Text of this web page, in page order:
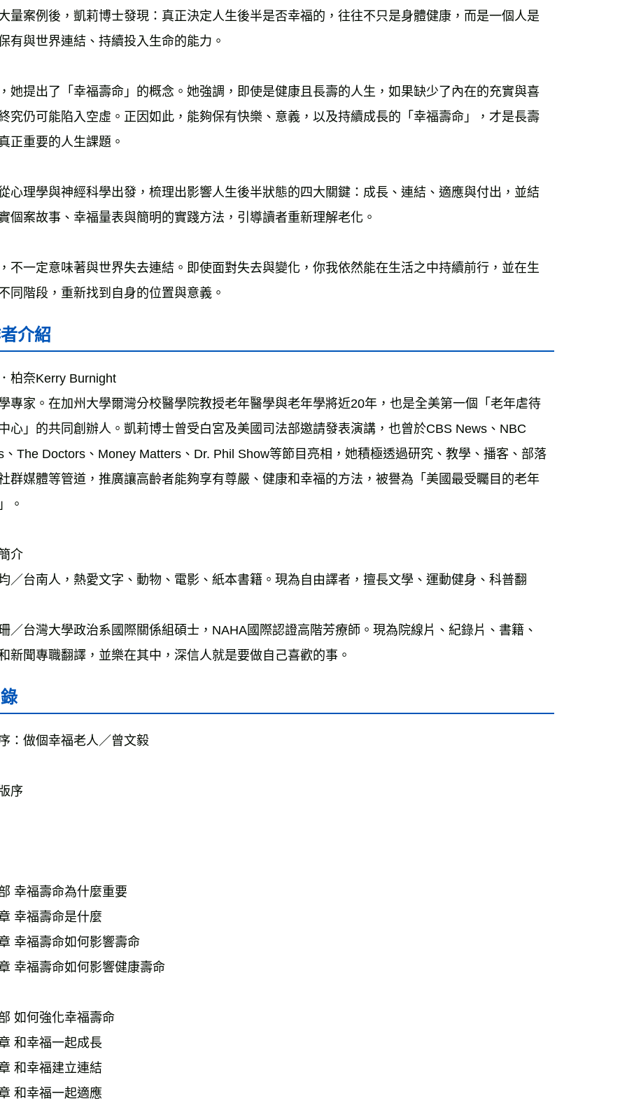
量案例後，凱莉博士發現：真正決定人生後半是否幸福的，往往不只是身體健康，而是一個人是
她提出了「幸福壽命」的概念。她強調，即使是健康且長壽的人生，如果缺少了內在的充實與喜
究仍可能陷入空虛。正因如此，能夠保有快樂、意義，以及持續成長的「幸福壽命」，才是長壽
心理學與神經科學出發，梳理出影響人生後半狀態的四大關鍵：成長、連結、適應與付出，並結
不一定意味著與世界失去連結。即使面對失去與變化，你我依然能在生活之中持續前行，並在生
同階段，重新找到自身的位置與意義。
介紹
柏奈Kerry Burnight
專家。在加州大學爾灣分校醫學院教授老年醫學與老年學將近20年，也是全美第一個「老年虐待
心」的共同創辦人。凱莉博士曾受白宮及美國司法部邀請發表演講，也曾於CBS News、NBC
、The Doctors、Money Matters、Dr. Phil Show等節目亮相，她積極透過研究、教學、播客、部落
群媒體等管道，推廣讓高齡者能夠享有尊嚴、健康和幸福的方法，被譽為「美國最受矚目的老年
。
介
／台南人，熱愛文字、動物、電影、紙本書籍。現為自由譯者，擅長文學、運動健身、科普翻
／台灣大學政治系國際關係組碩士，NAHA國際認證高階芳療師。現為院線片、紀錄片、書籍、
新聞專職翻譯，並樂在其中，深信人就是要做自己喜歡的事。
：做個幸福老人／曾文毅
序
幸福壽命為什麼重要
幸福壽命是什麼
幸福壽命如何影響壽命
幸福壽命如何影響健康壽命
如何強化幸福壽命
和幸福一起成長
和幸福建立連結
和幸福一起適應